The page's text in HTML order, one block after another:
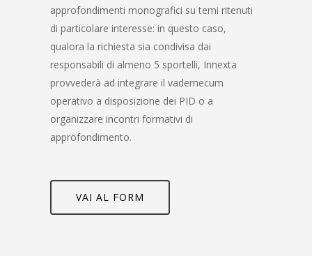
approfondimenti monografici su temi ritenuti
di particolare interesse: in questo caso,
qualora la richiesta sia condivisa dai
responsabili di almeno 5 sportelli, Innexta
provvederà ad integrare il vademecum
operativo a disposizione dei PID o a
organizzare incontri formativi di
approfondimento.
VAI AL FORM